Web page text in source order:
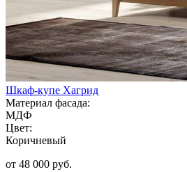
Шкаф-купе Хагрид
Материал фасада:
МДФ
Цвет:
Коричневый
от 48 000 руб.